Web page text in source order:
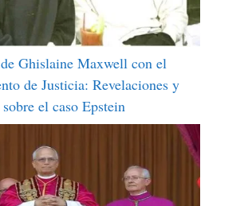
Ghislaine Maxwell con el
de Justicia: Revelaciones y
el caso Epstein